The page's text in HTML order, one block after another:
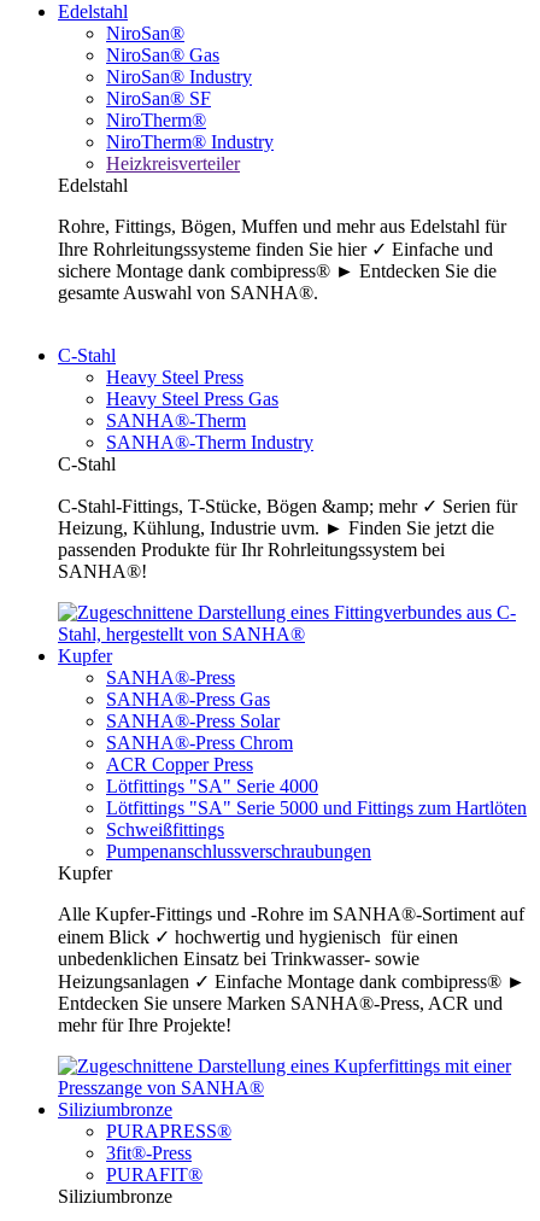
Edelstahl
NiroSan®
NiroSan® Gas
NiroSan® Industry
NiroSan® SF
NiroTherm®
NiroTherm® Industry
Heizkreisverteiler
Edelstahl
Rohre, Fittings, Bögen, Muffen und mehr aus Edelstahl für
Ihre Rohrleitungssysteme finden Sie hier ✓ Einfache und
sichere Montage dank combipress® ► Entdecken Sie die
gesamte Auswahl von SANHA®.
C-Stahl
Heavy Steel Press
Heavy Steel Press Gas
SANHA®-Therm
SANHA®-Therm Industry
C-Stahl
C-Stahl-Fittings, T-Stücke, Bögen &amp; mehr ✓ Serien für
Heizung, Kühlung, Industrie uvm. ► Finden Sie jetzt die
passenden Produkte für Ihr Rohrleitungssystem bei
SANHA®!
Kupfer
SANHA®-Press
SANHA®-Press Gas
SANHA®-Press Solar
SANHA®-Press Chrom
ACR Copper Press
Lötfittings "SA" Serie 4000
Lötfittings "SA" Serie 5000 und Fittings zum Hartlöten
Schweißfittings
Pumpenanschlussverschraubungen
Kupfer
Alle Kupfer-Fittings und -Rohre im SANHA®-Sortiment auf
einem Blick ✓ hochwertig und hygienisch für einen
unbedenklichen Einsatz bei Trinkwasser- sowie
Heizungsanlagen ✓ Einfache Montage dank combipress® ►
Entdecken Sie unsere Marken SANHA®-Press, ACR und
mehr für Ihre Projekte!
Siliziumbronze
PURAPRESS®
3fit®-Press
PURAFIT®
Siliziumbronze